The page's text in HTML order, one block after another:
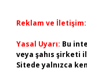
Reklam ve İletişim:
Yasal Uyarı: Bu
veya şahıs şirketi
Sitede yalnızca